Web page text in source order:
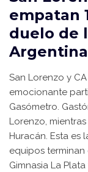
empatan
duelo de
Argentina
San Lorenzo y
emocionante
Gasómetro.
Lorenzo,
Huracán. Esta es
equipos
Gimnasia La